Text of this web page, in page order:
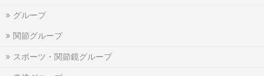
グループ
関節グループ
スポーツ・関節鏡グループ